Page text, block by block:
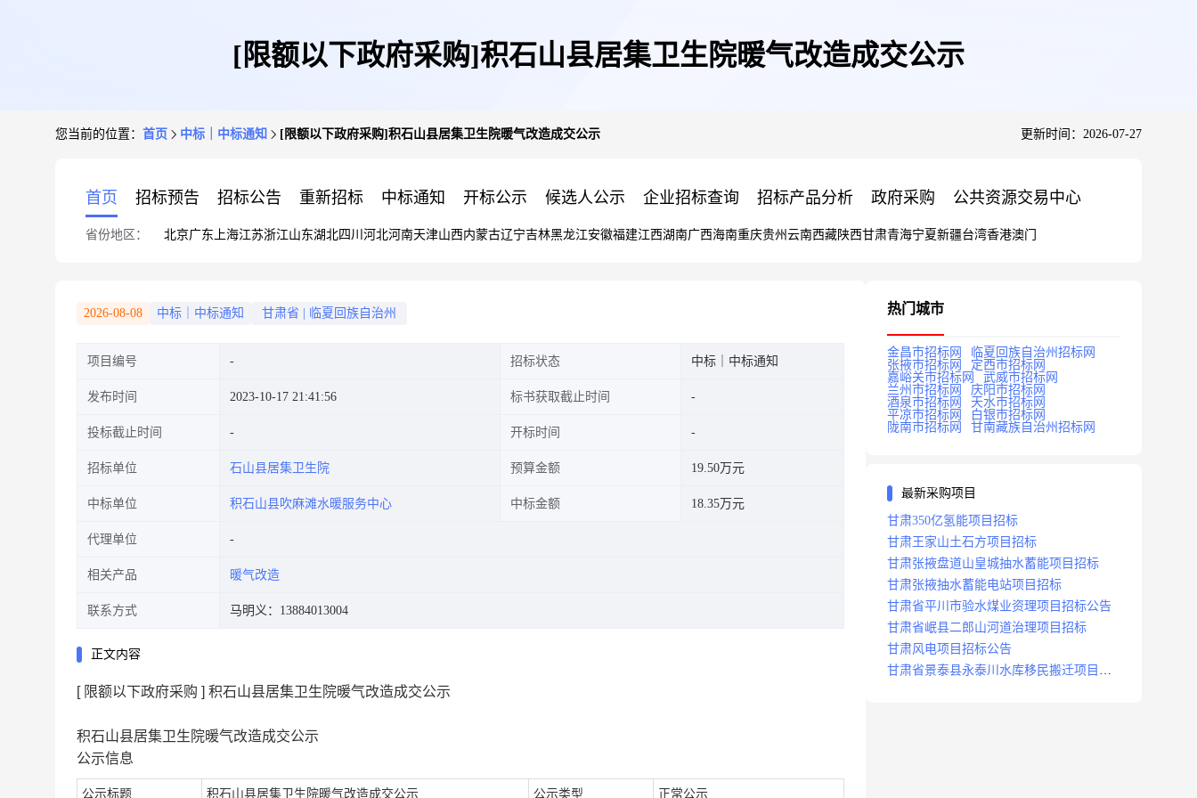
[限额以下政府采购]积石山县居集卫生院暖气改造成交公示
您当前的位置： 首页 中标｜中标通知 [限额以下政府采购]积石山县居集卫生院暖气改造成交公示 更新时间：2026-07-27
首页 招标预告 招标公告 重新招标 中标通知 开标公示 候选人公示 企业招标查询 招标产品分析 政府采购 公共资源交易中心
省份地区： 北京广东 上海江苏浙江山东湖北四川 河北河南天津山西内蒙古辽宁吉林黑龙江安徽福建江西湖南广西海南重庆贵州 云南西藏陕西甘肃青海宁夏新疆台湾香港澳门
2026-08-08 中标｜中标通知 甘肃省 临夏回族自治州
项目编号 招标状态 中标｜中标通知
发布时间 2023-10-17 21:41:56 标书获取截止时间
投标截止时间 开标时间
招标单位 石山县居集卫生院 预算金额 19.50万元
中标单位 积石山县吹麻滩水暖服务中心 中标金额 18.35万元
代理单位
相关产品 暖气改造
联系方式 马明义：13884013004
正文内容
[ 限额以下政府采购 ] 积石山县居集卫生院暖气改造成交公示
积石山县居集卫生院暖气改造成交公示
公示信息
公示标题 积石山县居集卫生院暖气改造成交公示 公示类型 正常公示
热门城市
金昌市招标网
临夏回族自治州招标网
张掖市招标网
定西市招标网
嘉峪关市招标网
武威市招标网
兰州市招标网
庆阳市招标网
酒泉市招标网
天水市招标网
平凉市招标网
白银市招标网
陇南市招标网
甘南藏族自治州招标网
最新采购项目
甘肃350亿氢能项目招标
甘肃王家山土石方项目招标
甘肃张掖盘道山皇城抽水蓄能项目招标
甘肃张掖抽水蓄能电站项目招标
甘肃省平川市验水煤业资理项目招标公告
甘肃省岷县二郎山河道治理项目招标
甘肃风电项目招标公告
甘肃省景泰县永泰川水库移民搬迁项目招